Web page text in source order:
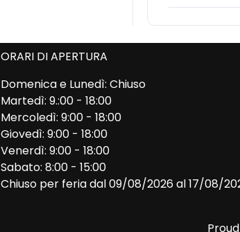
ORARI DI APERTURA
Domenica e Lunedì: Chiuso
Martedì: 9.:00 - 18:00
Mercoledì: 9:00 - 18:00
Giovedì: 9:00 - 18:00
Venerdì: 9:00 - 18:00
Sabato: 8:00 - 15:00
Chiuso per feria dal 09/08/2026 al 17/08/